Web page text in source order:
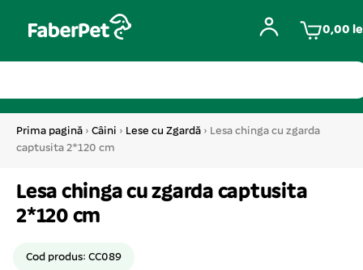
0,00
Prima pagină › Câini › Lese cu Zgardă › Lesa chinga cu zgarda
captusita 2*120 cm
Lesa chinga cu zgarda captusita
2*120 cm
Cod produs: CC089